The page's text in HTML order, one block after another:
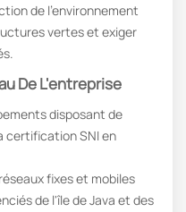
de l'environnement
vertes et exiger
De L'entreprise
disposant de
certification SNI en
fixes et mobiles
de l'île de Java et des